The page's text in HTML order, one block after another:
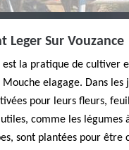
Leger Sur Vouzance
la pratique de cultiver
elagage. Dans les
pour leurs fleurs,
comme les légumes
sont plantées pour être